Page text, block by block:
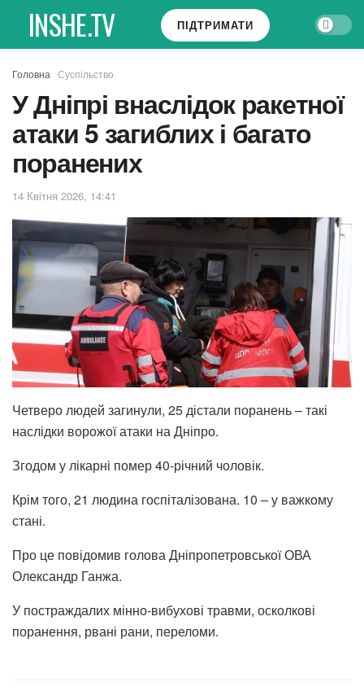
INSHE.TV ПІДТРИМАТИ
Головна Суспільство
У Дніпрі внаслідок ракетної
атаки 5 загиблих і багато
поранених
14 Квітня 2026, 14:41
Четверо людей загинули, 25 дістали поранень – такі
наслідки ворожої атаки на Дніпро.
Згодом у лікарні помер 40-річний чоловік.
Крім того, 21 людина госпіталізована. 10 – у важкому
стані.
Про це повідомив голова Дніпропетровської ОВА
Олександр Ганжа.
У постраждалих мінно-вибухові травми, осколкові
поранення, рвані рани, переломи.